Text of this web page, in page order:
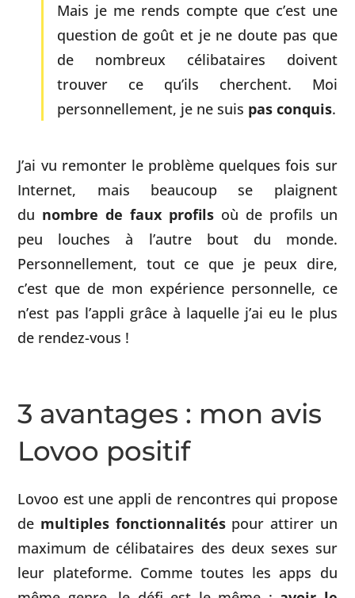
Mais je me rends compte que c’est une
question de goût et je ne doute pas que
de nombreux célibataires doivent
trouver ce qu’ils cherchent. Moi
personnellement, je ne suis pas conquis.
J’ai vu remonter le problème quelques fois sur
Internet, mais beaucoup se plaignent
du nombre de faux profils où de profils un
peu louches à l’autre bout du monde.
Personnellement, tout ce que je peux dire,
c’est que de mon expérience personnelle, ce
n’est pas l’appli grâce à laquelle j’ai eu le plus
de rendez-vous !
3 avantages : mon avis
Lovoo positif
Lovoo est une appli de rencontres qui propose
de multiples fonctionnalitéspour attirer un
maximum de célibataires des deux sexes sur
leur plateforme. Comme toutes les apps du